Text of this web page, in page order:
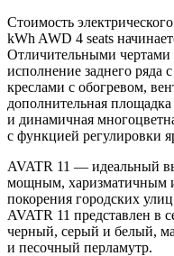
Стоимость
kWh AWD 4 seats
Отличительными чертами
исполнение заднего ряда
креслами с обогревом,
дополнительная
и динамичная
с функцией регулировки
AVATR 11 — идеальный
мощным, харизматичным
покорения городских
AVATR 11 представлен в
черный, серый и белый,
и песочный перламутр.